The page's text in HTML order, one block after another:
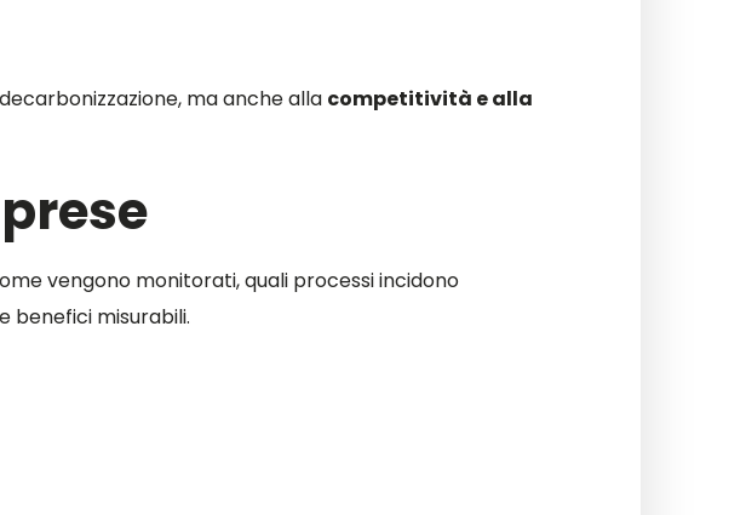
ma anche alla competitività e alla
vengono monitorati, quali processi incidono
benefici misurabili.